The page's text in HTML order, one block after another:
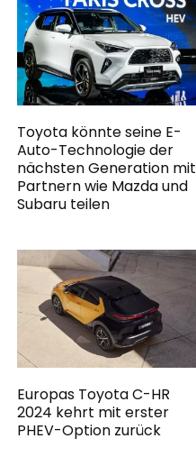
Toyota könnte seine E-
Auto-Technologie der
nächsten Generation mit
Partnern wie Mazda und
Subaru teilen
Europas Toyota C-HR
2024 kehrt mit erster
PHEV-Option zurück